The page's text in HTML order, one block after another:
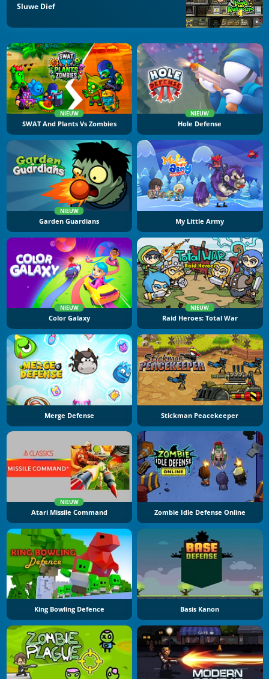
Sluwe Dief
NIEUW
SWAT And Plants Vs Zombies
NIEUW
Hole Defense
NIEUW
Garden Guardians My Little Army
NIEUW
Color Galaxy
NIEUW
Raid Heroes: Total War
Merge Defense Stickman Peacekeeper
NIEUW
Atari Missile Command Zombie Idle Defense Online
King Bowling Defence Basis Kanon